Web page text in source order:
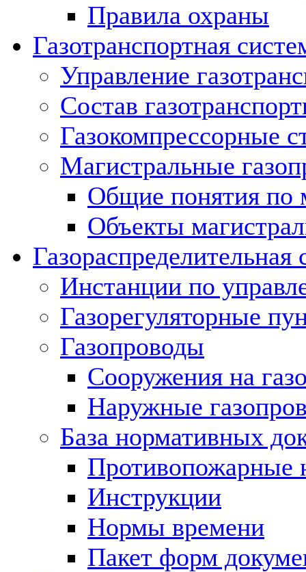
Правила охраны
Газотранспортная
Управление
Состав
Газокомпрессорные
Магистральные
Общие понятия по
Объекты
Газораспределительная
Инстанции по
Газорегуляторные
Газопроводы
Сооружения на
Наружные
База нормативных
Противопожарные
Инструкции
Нормы времени
Пакет форм